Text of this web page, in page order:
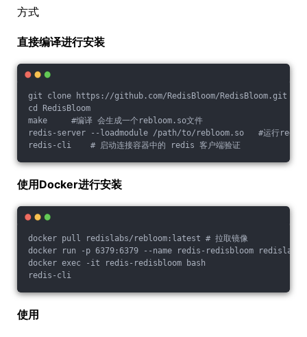
方式
直接编译进行安装
git clone https://github.com/RedisBloom/RedisBloom.git
cd RedisBloom
make     #编译 会生成一个rebloom.so文件
redis-server --loadmodule /path/to/rebloom.so   #运行redis时
redis-cli    # 启动连接容器中的 redis 客户端验证
使用Docker进行安装
docker pull redislabs/rebloom:latest # 拉取镜像
docker run -p 6379:6379 --name redis-redisbloom
docker exec -it redis-redisbloom bash
redis-cli
使用